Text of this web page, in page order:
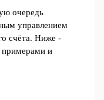
очередь
управлением
счёта. Ниже -
примерами и